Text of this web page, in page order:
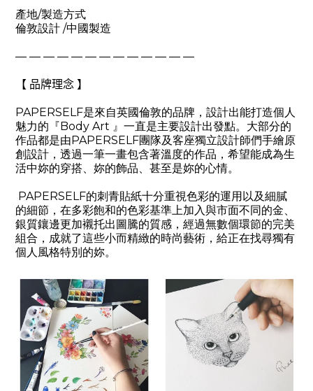
產地/製造方式
倫敦設計 /中國製造
— — — — — — — — — — — — —
【 品牌理念 】
PAPERSELF是來自英國倫敦的品牌，設計出能打造個人
魅力的『Body Art 』一直是主要設計出發點。大部分的
作品都是由PAPERSELF團隊及客座獨立設計師們手繪原
創設計，透過一筆一畫包含著溫度的作品，希望能成為生
活中妳的穿搭、妳的飾品、甚至是妳的心情。
PAPERSELF的刺青貼紙十分重視色彩的運用以及細膩
的細節，在多彩飽和的色彩基準上加入與市面不同的金、
銀質鑲邊更加襯托出圖騰的質感，經過無數個環節的完美
組合，成就了這些小而精緻的時尚藝術，給正在找尋獨有
個人風格特別的妳。